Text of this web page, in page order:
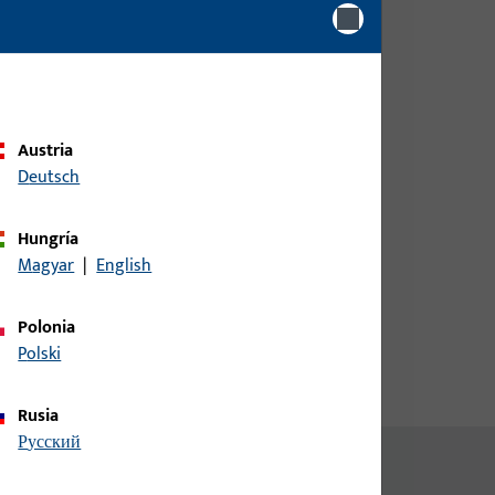
cliente para obtener información
de precio o para pedir el artículo
Austria
Deutsch
Hungría
Magyar | English
Polonia
Polski
Rusia
русский